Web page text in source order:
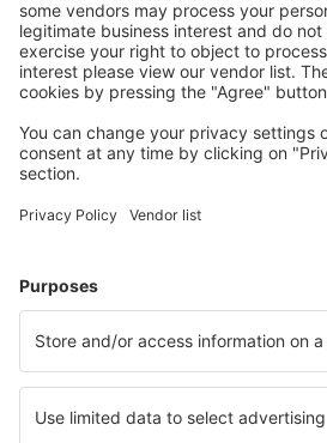
Mykonos Airport (JMK)
Mitylena Intl Airport (MJT)
Volos Nea Anchialos (VOL)
Paros Airport (PAS)
Santorini Kamari (JTR)
Sitia Airport (JSH)
Skiathos Airport (JSI)